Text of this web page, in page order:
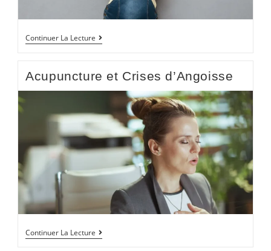
Continuer La Lecture
Acupuncture et Crises d’Angoisse
Continuer La Lecture